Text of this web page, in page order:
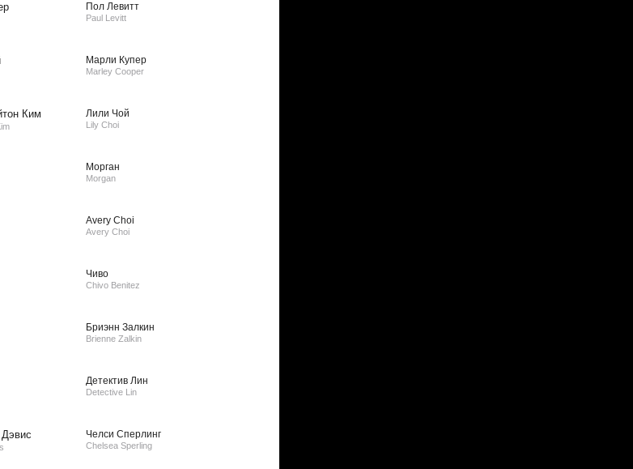
Пол Левитт
Paul Levitt
Марли Купер
Marley Cooper
Ким Лили Чой
Lily Choi
Морган
Morgan
Avery Choi
Avery Choi
Чиво
Chivo Benitez
Бриэнн Залкин
Brienne Zalkin
Детектив Лин
Detective Lin
Челси Сперлинг
Chelsea Sperling